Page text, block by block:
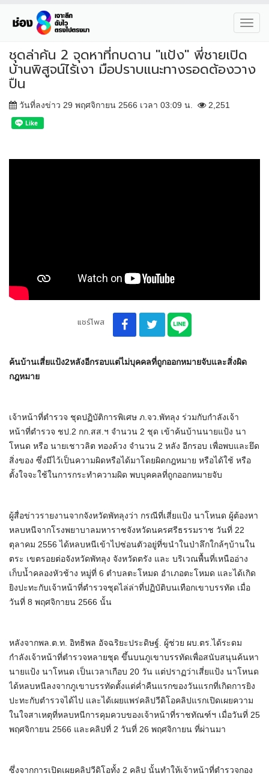
ชุดล่าค้น 2 จุดหาที่กบดาน "แป้ง" พี่ชายเปิด
บ้านพิสูจน์ไร้เงา มือปราบแนะทางรอดต้องวาง
ปืน
วันที่ลงข่าว 29 พฤศจิกายน 2566 เวลา 03:09 น. 2,251
แชร์โพส
ค้นบ้านเสี่ยแป้ง2หลังอีกรอบแต่ไม่บุคคลที่ถูกออกหมายจับและสิ่งผิด
กฎหมาย
เจ้าหน้าที่ตำรวจ ชุดปฏิบัติการพิเศษ ภ.จว.พัทลุง ร่วมกับกำลังเจ้า
หน้าที่ตำรวจ ชป.2 กก.สส.ฯ จำนวน 2 ชุด เข้าค้นบ้านนายแป้ง นา
โหนด หรือ นายเชาวลิต ทองด้วง จำนวน 2 หลัง อีกรอบ เพื่อพบและยึด
สิ่งของ ซึ่งมีไว้เป็นความผิดหรือได้มาโดยผิดกฎหมาย หรือได้ใช้ หรือ
ตั้งใจจะใช้ในการกระทำความผิด พบบุคคลที่ถูกออกหมายจับ
ผู้สื่อข่าวรายงานจากจังหวัดพัทลุงว่า กรณีที่เสี่ยแป้ง นาโหนด ผู้ต้องหา
หลบหนีจากโรงพยาบาลมหาราชจังหวัดนครศรีธรรมราช วันที่ 22
ตุลาคม 2556 ได้หลบหนีเข้าไปซ่อนตัวอยู่ที่ขนำในป่าลึกใกล้ๆบ้านใน
ตระ เขตรอยต่อจังหวัดพัทลุง จังหวัดตรัง และ บริเวณพื้นที่เหนืออ่าง
เก็บน้ำคลองหัวช้าง หมู่ที่ 6 ตำบลตะโหมด อำเภอตะโหมด และได้เกิด
ยิงปะทะกับเจ้าหน้าที่ตำรวจชุดไล่ล่าที่ปฏิบัติบนเทือกเขาบรรทัด เมื่อ
วันที่ 8 พฤศจิกายน 2566 นั้น
หลังจากพล.ต.ท. อิทธิพล อัจฉริยะประดิษฐ์. ผู้ช่วย ผบ.ตร.ได้ระดม
กำลังเจ้าหน้าที่ตำรวจหลายชุด ขึ้นบนภูเขาบรรทัดเพื่อสนับสนุนค้นหา
นายแป้ง นาโหนด เป็นเวลาเกือบ 20 วัน แต่ปราฏว่าเสี่ยแป้ง นาโหนด
ได้หลบหนีลงจากภูเขาบรรทัดตั้งแต่ค่ำคืนแรกของวันแรกที่เกิดการยิง
ปะทะกับตำรวจได้ไป และได้เผยแพร่คลิปวีดิโอคลิปแรกเปิดเผยความ
ในใจสาเหตุที่หลบหนีการคุมควบของเจ้าหน้าที่ราชทัณฑ์ฯ เมื่อวันที่ 25
พฤศจิกายน 2566 และคลิปที่ 2 วันที่ 26 พฤศจิกายน ที่ผ่านมา
ซึ่งจากการเปิดเผยคลิปวีดิโอทั้ง 2 คลิป นั้นทำให้เจ้าหน้าที่ตำรวจกอง